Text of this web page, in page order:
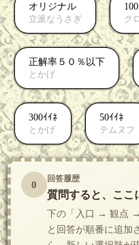
オリジナル
立派なうさぎ ク
正解率５０％以下
とかげ
300ｲｲﾈ
とかげ
50ｲｲﾈ
テムヌフ
0 回答履歴
質問すると、ここ
下の「入口 → 観点 →
と回答が順番に追加